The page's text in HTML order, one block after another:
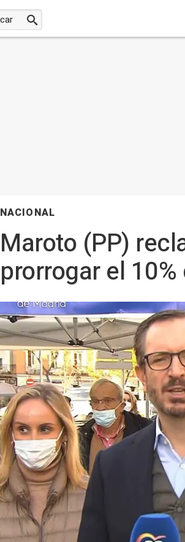
NACIONAL
Maroto (PP)
prorrogar el